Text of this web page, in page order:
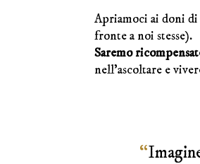
Apriamoci ai doni di
fronte a noi stesse).
Saremo
nell’ascoltare e
“